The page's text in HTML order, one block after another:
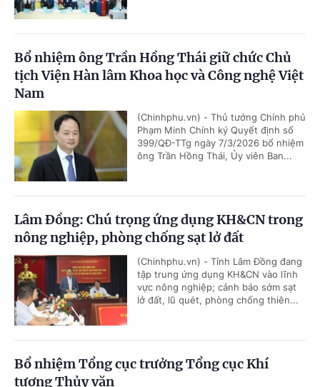
Bổ nhiệm ông Trần Hồng Thái giữ chức Chủ
tịch Viện Hàn lâm Khoa học và Công nghệ Việt
Nam
(Chinhphu.vn) - Thủ tướng Chính phủ
Phạm Minh Chính ký Quyết định số
399/QĐ-TTg ngày 7/3/2026 bổ nhiệm
ông Trần Hồng Thái, Ủy viên Ban...
Lâm Đồng: Chú trọng ứng dụng KH&CN trong
nông nghiệp, phòng chống sạt lở đất
(Chinhphu.vn) - Tỉnh Lâm Đồng đang
tập trung ứng dụng KH&CN vào lĩnh
vực nông nghiệp; cảnh báo sớm sạt
lở đất, lũ quét, phòng chống thiên...
Bổ nhiệm Tổng cục trưởng Tổng cục Khí
tượng Thủy văn